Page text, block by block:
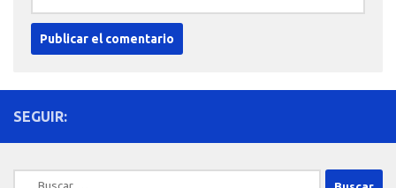
SEGUIR:
Buscar: